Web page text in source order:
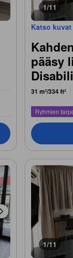
1/11
Katso
pääsy
31 m²/334 ft²
Ryhmien
1/11